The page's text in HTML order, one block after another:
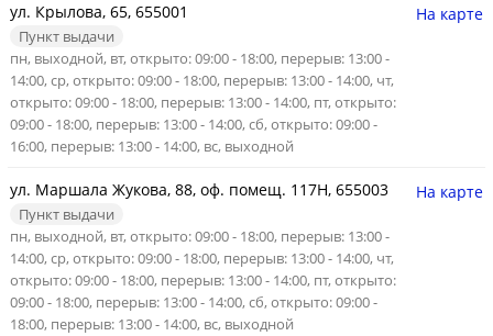
ул. Крылова, 65, 655001
Пункт выдачи
пн, выходной, вт, открыто: 09:00 - 18:00, перерыв: 13:00 -
14:00, ср, открыто: 09:00 - 18:00, перерыв: 13:00 - 14:00, чт,
открыто: 09:00 - 18:00, перерыв: 13:00 - 14:00, пт, открыто:
09:00 - 18:00, перерыв: 13:00 - 14:00, сб, открыто: 09:00 -
16:00, перерыв: 13:00 - 14:00, вс, выходной
На карте
ул. Маршала Жукова, 88, оф. помещ. 117Н, 655003
Пункт выдачи
пн, выходной, вт, открыто: 09:00 - 18:00, перерыв: 13:00 -
14:00, ср, открыто: 09:00 - 18:00, перерыв: 13:00 - 14:00, чт,
открыто: 09:00 - 18:00, перерыв: 13:00 - 14:00, пт, открыто:
09:00 - 18:00, перерыв: 13:00 - 14:00, сб, открыто: 09:00 -
18:00, перерыв: 13:00 - 14:00, вс, выходной
На карте